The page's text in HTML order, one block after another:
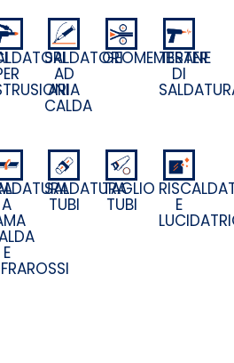
SALDATORI
AD
ARIA
CALDA
GEOMEMBRANE
TESTER
DI
A
E
SALDATURA
TUBI
TAGLIO
TUBI E